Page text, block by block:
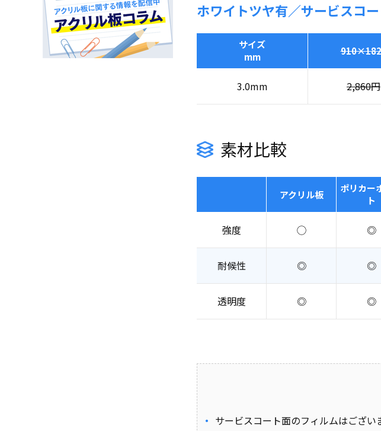
ホワイトツヤ有／サービスコ
サイズ
mm
3.0mm 2,860円
素材比較
アクリル板
ポリカー
ト
強度 ◯ ◎
耐候性 ◎ ◎
透明度 ◎ ◎
サービスコート面のフィルムはござい